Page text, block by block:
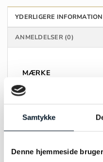
Samtykke
Denne hjemmeside
YDERLIGERE INFORMATION
ANMELDELSER (0)
MÆRKE
MATERIALE
FARVE